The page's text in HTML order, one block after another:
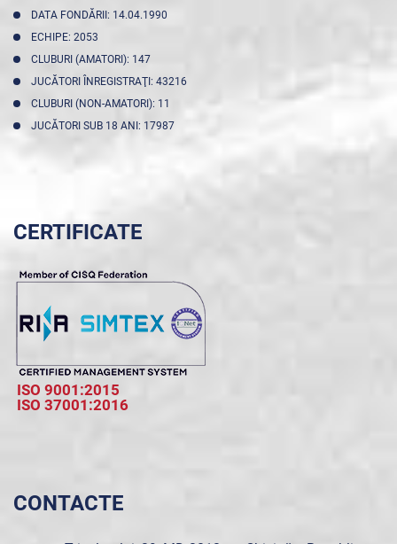
DATA FONDĂRII: 14.04.1990
ECHIPE: 2053
CLUBURI (AMATORI): 147
JUCĂTORI ÎNREGISTRAŢI: 43216
CLUBURI (NON-AMATORI): 11
JUCĂTORI SUB 18 ANI: 17987
CERTIFICATE
ISO 9001:2015
ISO 37001:2016
CONTACTE